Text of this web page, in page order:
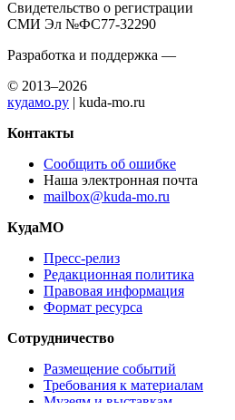
Свидетельство о регистрации
СМИ Эл №ФС77-32290
Разработка и поддержка —
© 2013–2026
кудамо.ру | kuda-mo.ru
Контакты
Сообщить об ошибке
Наша электронная почта
mailbox@kuda-mo.ru
КудаМО
Пресс-релиз
Редакционная политика
Правовая информация
Формат ресурса
Сотрудничество
Размещение событий
Требования к материалам
Музеям и выставкам